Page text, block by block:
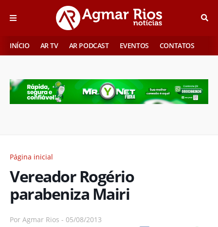
INÍCIO AR TV AR PODCAST EVENTOS CONTATOS
Página inicial
Vereador Rogério
parabeniza Mairi
Por Agmar Rios - 05/08/2013